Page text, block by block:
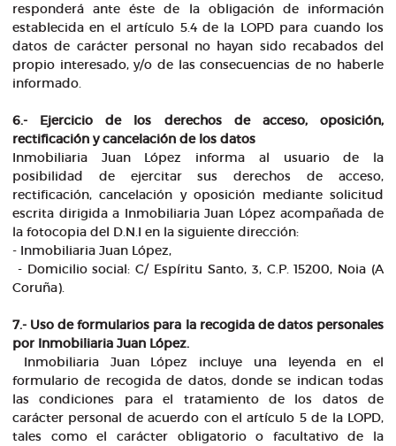
responderá ante éste de la obligación de información
establecida en el artículo 5.4 de la LOPD para cuando los
datos de carácter personal no hayan sido recabados del
propio interesado, y/o de las consecuencias de no haberle
informado.
6.- Ejercicio de los derechos de acceso, oposición,
rectificación y cancelación de los datos
Inmobiliaria Juan López informa al usuario de la
posibilidad de ejercitar sus derechos de acceso,
rectificación, cancelación y oposición mediante solicitud
escrita dirigida a Inmobiliaria Juan López acompañada de
la fotocopia del D.N.I en la siguiente dirección:
- Inmobiliaria Juan López,
- Domicilio social: C/ Espíritu Santo, 3, C.P. 15200, Noia (A
Coruña).
7.- Uso de formularios para la recogida de datos personales
por Inmobiliaria Juan López.
Inmobiliaria Juan López incluye una leyenda en el
formulario de recogida de datos, donde se indican todas
las condiciones para el tratamiento de los datos de
carácter personal de acuerdo con el artículo 5 de la LOPD,
tales como el carácter obligatorio o facultativo de la